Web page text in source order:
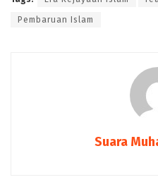
Pembaruan Islam
Suara